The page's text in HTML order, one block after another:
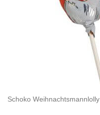
Schoko Weihnachtsmannlolly